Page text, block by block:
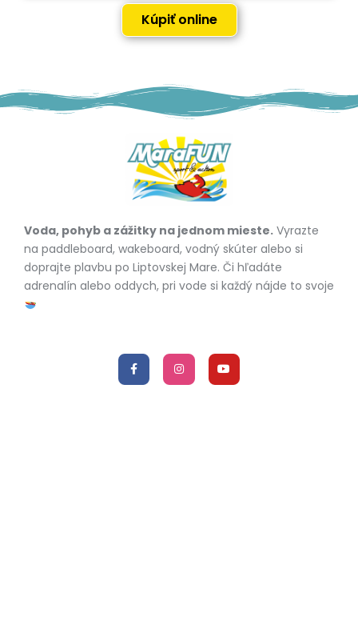
Kúpiť online
Voda, pohyb a zážitky na jednom mieste. Vyrazte
na paddleboard, wakeboard, vodný skúter alebo si
doprajte plavbu po Liptovskej Mare. Či hľadáte
adrenalín alebo oddych, pri vode si každý nájde to svoje